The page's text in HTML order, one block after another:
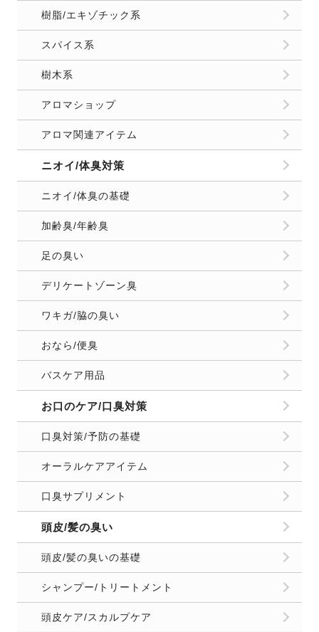
樹脂/エキゾチック系
スパイス系
樹木系
アロマショップ
アロマ関連アイテム
ニオイ/体臭対策
ニオイ/体臭の基礎
加齢臭/年齢臭
足の臭い
デリケートゾーン臭
ワキガ/脇の臭い
おなら/便臭
バスケア用品
お口のケア/口臭対策
口臭対策/予防の基礎
オーラルケアアイテム
口臭サプリメント
頭皮/髪の臭い
頭皮/髪の臭いの基礎
シャンプー/トリートメント
頭皮ケア/スカルプケア